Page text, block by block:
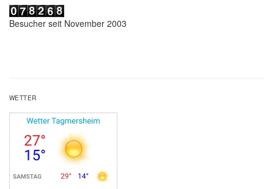
Besucher seit November 2003
WETTER